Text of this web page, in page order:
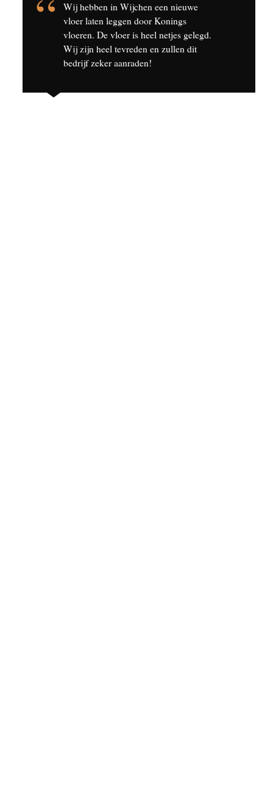
Wij hebben in Wijchen een nieuwe
vloer laten leggen door Konings
vloeren. De vloer is heel netjes gelegd.
Wij zijn heel tevreden en zullen dit
bedrijf zeker aanraden!